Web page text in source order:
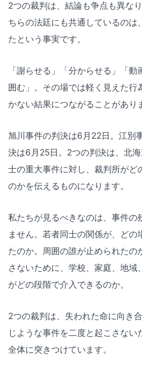
2つの裁判は、結論も争点も異な
ちらの法廷にも共通しているのは
たという事実です。
「謝らせる」「分からせる」「動
囲む」。その場では軽く見えた行
かない結果につながることがあり
旭川事件の判決は6月22日。江別
決は6月25日。2つの判決は、北
士の重大事件に対し、裁判所がど
のかを伝えるものになります。
私たちが見るべきなのは、事件の
ません。若者同士の関係が、どの
たのか。周囲の誰が止められたの
さないために、学校、家庭、地域
がどの段階で介入できるのか。
2つの裁判は、失われた命に向き
じような事件を二度と起こさない
全体に突きつけています。